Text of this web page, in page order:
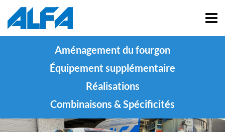
Aménagement du fourgon
Équipement supplémentaire
Réalisations
Combinaisons & Spécificités